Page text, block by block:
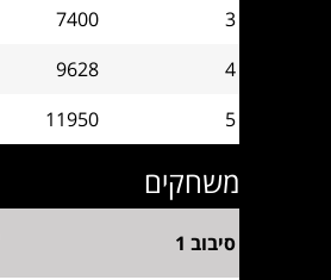
3
7400
4
9628
5
11950
משחקים
סיבוב 1